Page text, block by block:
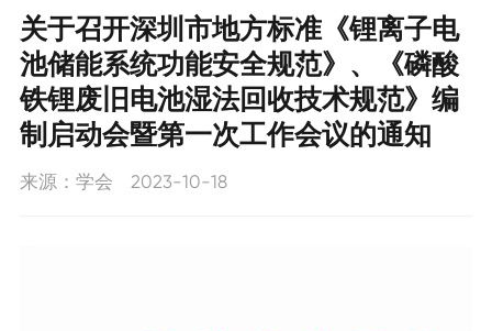
入会申请
党建要闻
工作动态
新闻动态
学会要闻
联系我们
关于召开深圳市地方标准《锂离子电
池储能系统功能安全规范》、《磷酸
铁锂废旧电池湿法回收技术规范》编
制启动会暨第一次工作会议的通知
来源：学会 2023-10-18